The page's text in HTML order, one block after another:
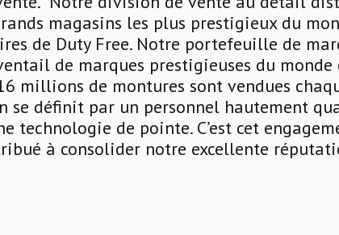
magasins les plus prestigieux du
de Duty Free. Notre portefeuille de
de marques prestigieuses du monde
millions de montures sont vendues
se définit par un personnel hautement
technologie de pointe. C’est cet
à consolider notre excellente